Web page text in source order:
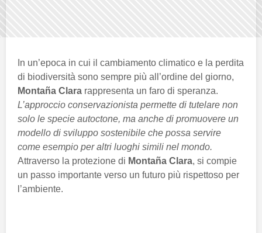
In un’epoca in cui il cambiamento climatico e la perdita
di biodiversità sono sempre più all’ordine del giorno,
Montaña Clara rappresenta un faro di speranza.
L’approccio conservazionista permette di tutelare non
solo le specie autoctone, ma anche di promuovere un
modello di sviluppo sostenibile che possa servire
come esempio per altri luoghi simili nel mondo.
Attraverso la protezione di Montaña Clara, si compie
un passo importante verso un futuro più rispettoso per
l’ambiente.